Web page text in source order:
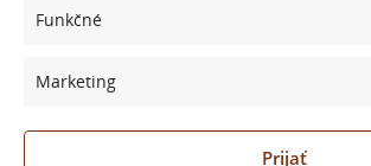
Funkčné
Marketing
Prijať
© Copyright 2015 NITRAZDROJ, a.s. |